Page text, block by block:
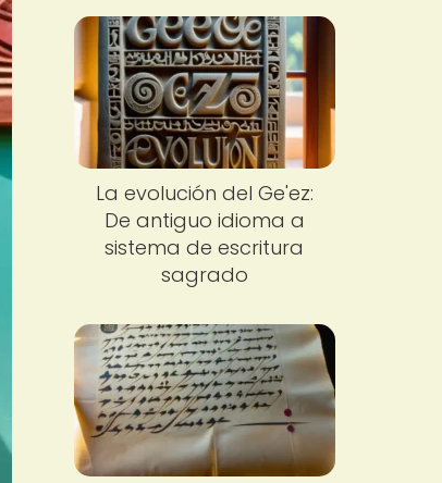
La evolución del Ge'ez:
De antiguo idioma a
sistema de escritura
sagrado